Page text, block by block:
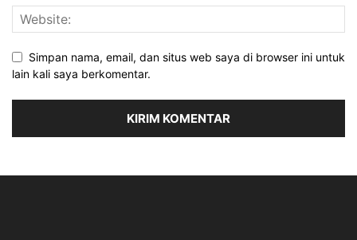
Simpan nama, email, dan situs web saya di browser ini untuk
lain kali saya berkomentar.